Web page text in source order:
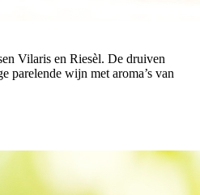
Vilaris en Riesèl. De druiven
parelende wijn met aroma’s van